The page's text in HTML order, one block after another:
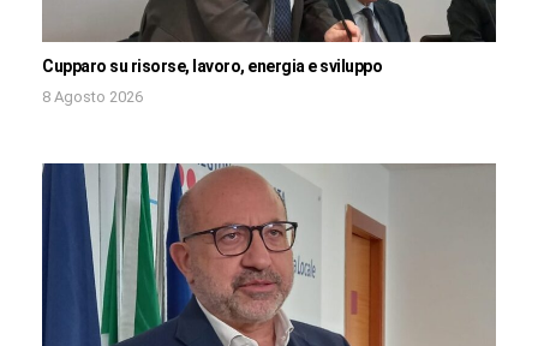
Cupparo su risorse, lavoro, energia e sviluppo
8 Agosto 2026